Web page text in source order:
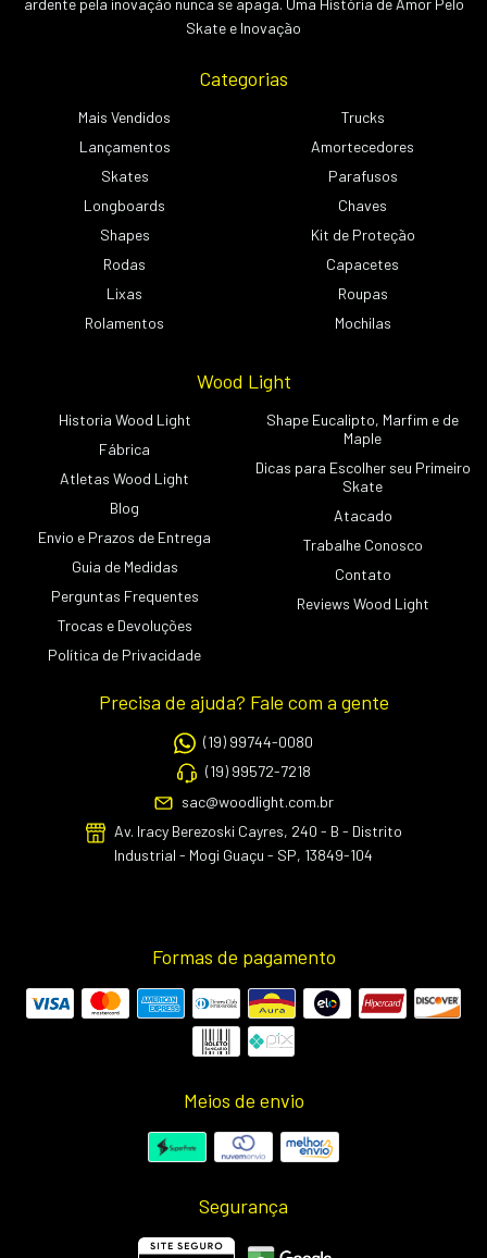
ardente pela inovação nunca se apaga. Uma História de Amor Pelo
Skate e Inovação
Categorias
Mais Vendidos
Lançamentos
Skates
Longboards
Shapes
Rodas
Lixas
Rolamentos
Trucks
Amortecedores
Parafusos
Chaves
Kit de Proteção
Capacetes
Roupas
Mochilas
Wood Light
Historia Wood Light
Fábrica
Atletas Wood Light
Blog
Envio e Prazos de Entrega
Guia de Medidas
Perguntas Frequentes
Trocas e Devoluções
Política de Privacidade
Shape Eucalipto, Marfim e de
Maple
Dicas para Escolher seu Primeiro
Skate
Atacado
Trabalhe Conosco
Contato
Reviews Wood Light
Precisa de ajuda? Fale com a gente
(19) 99744-0080
(19) 99572-7218
sac@woodlight.com.br
Av. Iracy Berezoski Cayres, 240 - B - Distrito
Industrial - Mogi Guaçu - SP, 13849-104
Formas de pagamento
Meios de envio
Segurança